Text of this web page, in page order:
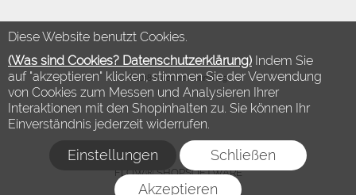
Diese Website benutzt Cookies.
(Was sind Cookies? Datenschutzerklärung) Indem Sie
auf "akzeptieren" klicken, stimmen Sie der Verwendung
von Cookies zum Messen und Analysieren Ihrer
Interaktionen mit den Shopinhalten zu. Sie können Ihr
Einverständnis jederzeit widerrufen.
Einstellungen Schließen
Akzeptieren
©2018 Modewelt Hamburg
FLOW® SHOPSOFTWARE